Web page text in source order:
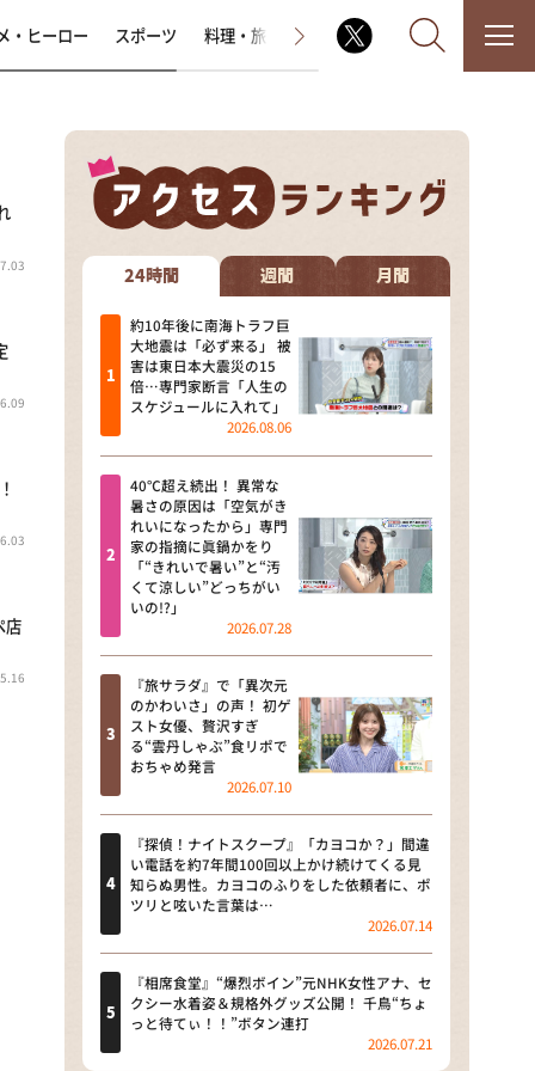
なるみ・岡村の過ぎるTV
相席食堂
これ余談なんですけど・・・
～人生密着トークバラエティ！
～ やすとものいたって真剣です
探偵！ナイトスクープ
news おかえり
河合＆A.B.C-Z塚田×福井アナ
「なんでやねん！？」（news お
かえり）
DAIGOも台所 ～きょうの献立 何
にする？～
本日はダイアンなり！シーズン２
朝だ！生です旅サラダ
教えて！ニュースライブ 正義の
ミカタ
ＬＩＦＥ～夢のカタチ～
新婚さんいらっしゃい！
ポツンと一軒家
ザキ山小屋本館
・ヒーロー スポーツ 料理・旅 ラジオ番組 その他
店
24時間 週間 月間
約10年後に南海トラフ巨
大地震は「必ず来る」 被
害は東日本大震災の15
倍…専門家断言「人生の
スケジュールに入れて」
2026.08.06
40℃超え続出！ 異常な
暑さの原因は「空気がき
れいになったから」専門
家の指摘に眞鍋かをり
「“きれいで暑い”と“汚
くて涼しい”どっちがい
いの!?」
2026.07.28
『旅サラダ』で「異次元
のかわいさ」の声！ 初ゲ
スト女優、贅沢すぎ
る“雲丹しゃぶ”食リポで
おちゃめ発言
2026.07.10
『探偵！ナイトスクープ』「カヨコか？」間違
い電話を約7年間100回以上かけ続けてくる見
知らぬ男性。カヨコのふりをした依頼者に、ポ
ツリと呟いた言葉は…
2026.07.14
『相席食堂』“爆烈ボイン”元NHK女性アナ、セ
クシー水着姿＆規格外グッズ公開！ 千鳥“ちょ
っと待てぃ！！”ボタン連打
2026.07.21